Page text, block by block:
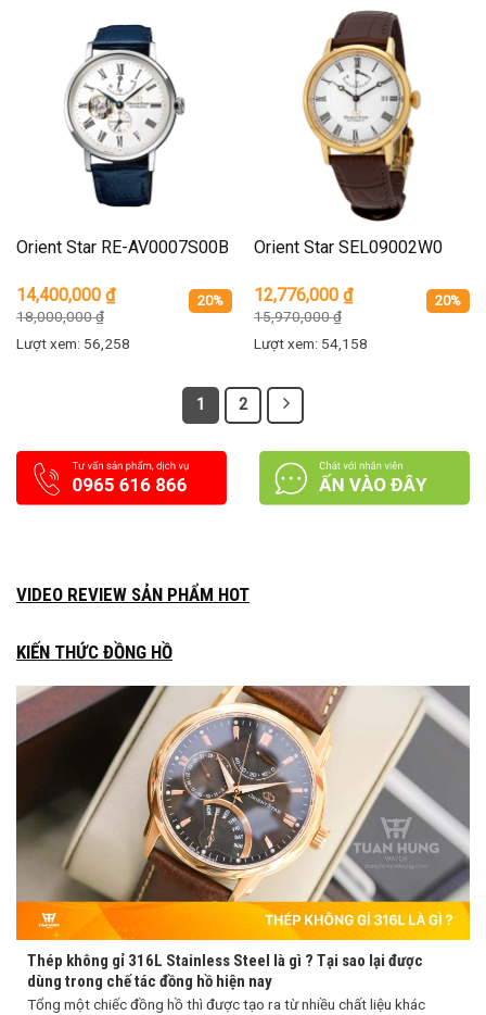
Orient Star RE-AV0007S00B
14,400,000 ₫
18,000,000₫
20%
Lượt xem: 56,258
Orient Star SEL09002W0
12,776,000 ₫
15,970,000₫
20%
Lượt xem: 54,158
1 2
VIDEO REVIEW SẢN PHẨM HOT
KIẾN THỨC ĐỒNG HỒ
Thép không gỉ 316L Stainless Steel là gì ? Tại sao lại được
dùng trong chế tác đồng hồ hiện nay
Tổng một chiếc đồng hồ thì được tạo ra từ nhiều chất liệu khác